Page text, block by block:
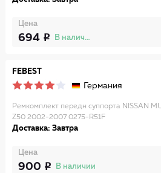
Цена
694 В наличии
FEBEST
Германия
Ремкомплект передн суппорта NISSAN
Z50 2002-2007 0275-R51F
Доставка: Завтра
Цена
900 В наличии